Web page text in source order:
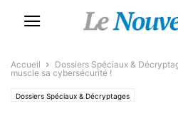
Accueil Dossiers Spéciaux &
muscle sa cybersécurité !
Dossiers Spéciaux & Décryptages